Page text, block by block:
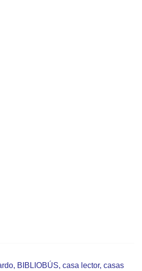
, BIBLIOBÚS, casa lector, casas